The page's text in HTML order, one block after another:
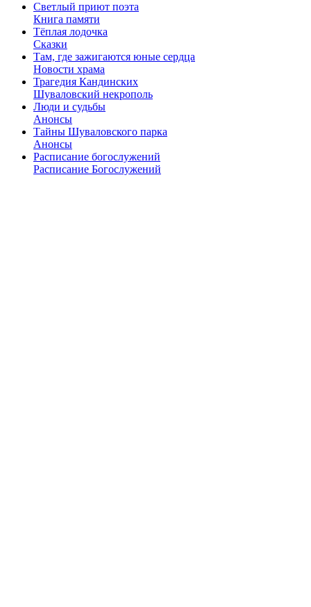
Светлый приют поэта
Книга памяти
Тёплая лодочка
Сказки
Там, где зажигаются юные сердца
Новости храма
Трагедия Кандинских
Шуваловский некрополь
Люди и судьбы
Анонсы
Тайны Шуваловского парка
Анонсы
Расписание богослужений
Расписание Богослужений